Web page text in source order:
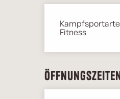
Fitness